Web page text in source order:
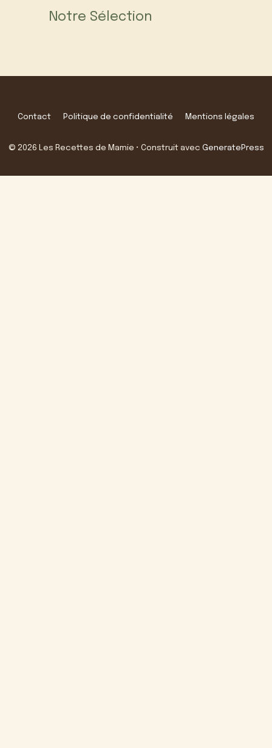
Notre Sélection
Contact Politique de confidentialité Mentions légales
© 2026 Les Recettes de Mamie • Construit avec GeneratePress